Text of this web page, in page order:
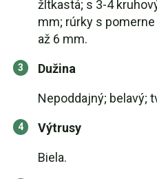
žltkastá; s 3-4
mm; rúrky s
až 6 mm.
Dužina
Nepoddajný; belavý;
Výtrusy
Biela.